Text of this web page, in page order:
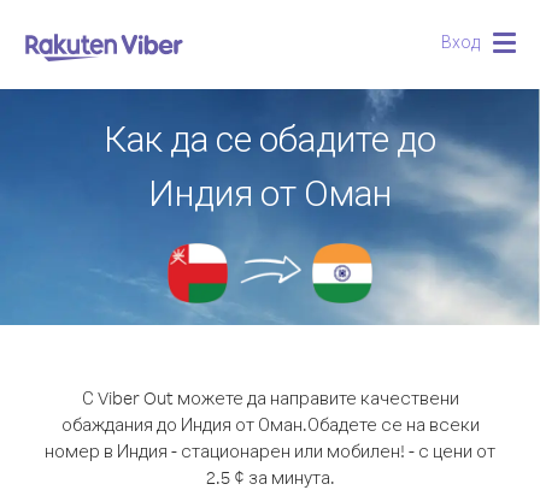
Вход
Как да се обадите до
Индия от Оман
С Viber Out можете да направите качествени
обаждания до Индия от Оман.Обадете се на всеки
номер в Индия - стационарен или мобилен! - с цени от
2.5 ¢ за минута.